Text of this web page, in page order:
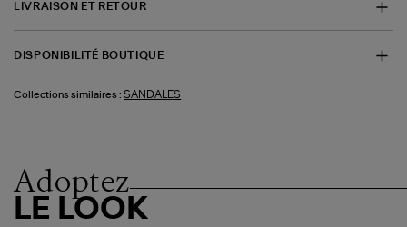
LIVRAISON ET RETOUR
DISPONIBILITÉ BOUTIQUE
Collections similaires : SANDALES
Adoptez
LE LOOK